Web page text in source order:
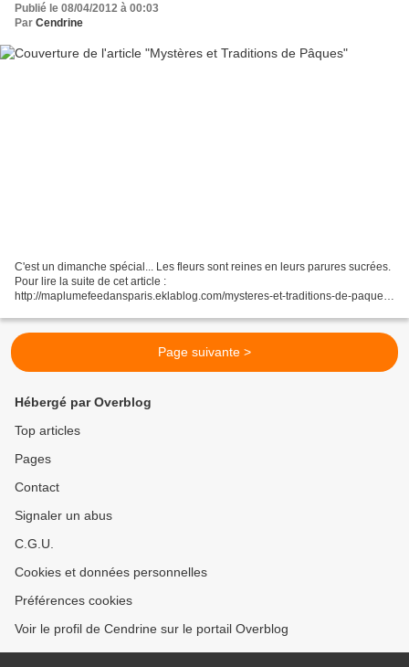
Publié le 08/04/2012 à 00:03
Par Cendrine
C'est un dimanche spécial... Les fleurs sont reines en leurs parures sucrées.
Pour lire la suite de cet article :
http://maplumefeedansparis.eklablog.com/mysteres-et-traditions-de-paques-
Page suivante >
Hébergé par Overblog
Top articles
Pages
Contact
Signaler un abus
C.G.U.
Cookies et données personnelles
Préférences cookies
Voir le profil de Cendrine sur le portail Overblog